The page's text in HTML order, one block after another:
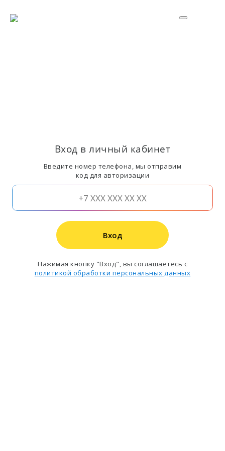
Вход в личный кабинет
Введите номер телефона, мы отправим
код для авторизации
Вход
Нажимая кнопку "Вход", вы соглашаетесь с
политикой обработки персональных данных